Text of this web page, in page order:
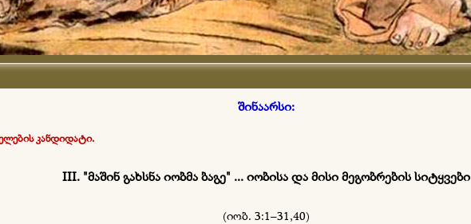
შინაარსი:
კანდიდატი.
III. "მაშინ გახსნა იობმა ბაგე" ... იობისა და მისი მეგობრების სიტყვები
(იობ. 3:1–31,40)